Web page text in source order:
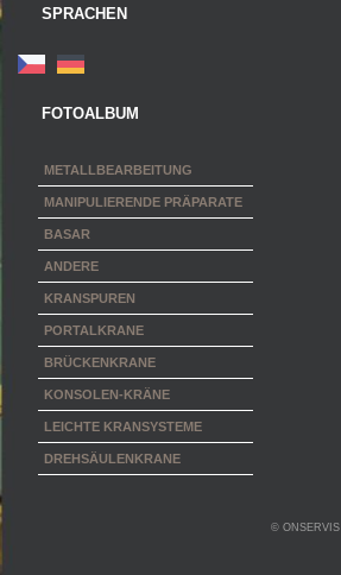
SPRACHEN
FOTOALBUM
METALLBEARBEITUNG
MANIPULIERENDE PRÄPARATE
BASAR
ANDERE
KRANSPUREN
PORTALKRANE
BRÜCKENKRANE
KONSOLEN-KRÄNE
LEICHTE KRANSYSTEME
DREHSÄULENKRANE
© ONSERVIS